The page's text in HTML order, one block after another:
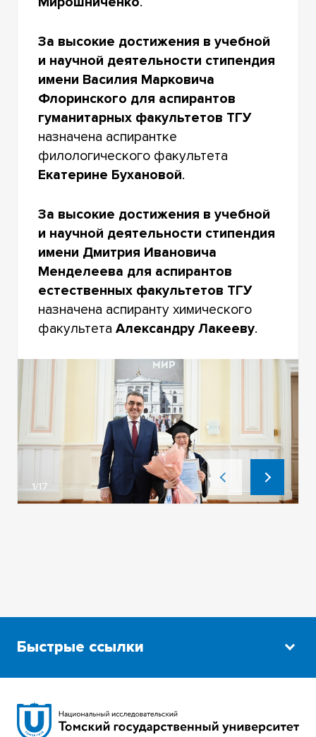
За высокие достижения в учебной
и научной деятельности стипендия
имени Василия Марковича
Флоринского для аспирантов
гуманитарных факультетов ТГУ
назначена аспирантке
филологического факультета
Екатерине Бухановой.
За высокие достижения в учебной
и научной деятельности стипендия
имени Дмитрия Ивановича
Менделеева для аспирантов
естественных факультетов ТГУ
назначена аспиранту химического
факультетаАлександру Лакееву.
1/17
Быстрые ссылки
Сибирский ботанический сад